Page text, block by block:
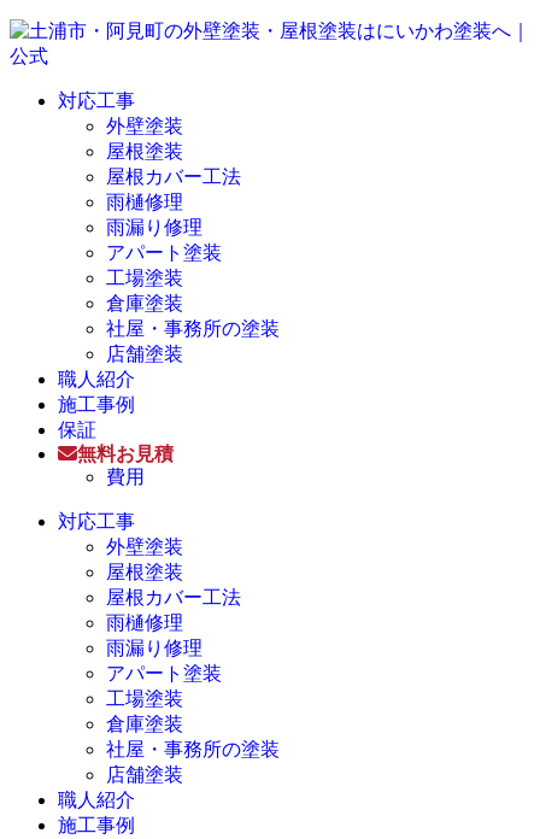
対応工事
外壁塗装
屋根塗装
屋根カバー工法
雨樋修理
雨漏り修理
アパート塗装
工場塗装
倉庫塗装
社屋・事務所の塗装
店舗塗装
職人紹介
施工事例
保証
無料お見積
費用
対応工事
外壁塗装
屋根塗装
屋根カバー工法
雨樋修理
雨漏り修理
アパート塗装
工場塗装
倉庫塗装
社屋・事務所の塗装
店舗塗装
職人紹介
施工事例